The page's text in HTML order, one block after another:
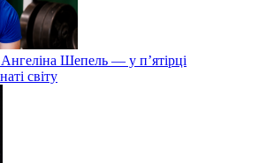
Шепель — у п’ятірці
світу